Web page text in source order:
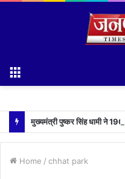
Home / chhat park